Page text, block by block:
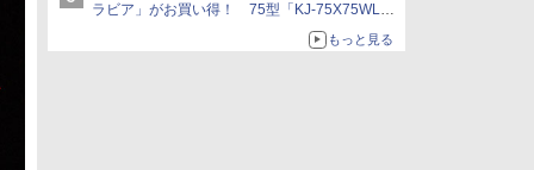
ラビア」がお買い得！ 75型「KJ-75X75WL」
もっと見る